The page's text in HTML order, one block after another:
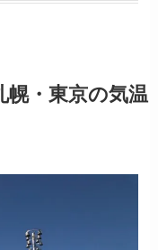
幌・東京の気温